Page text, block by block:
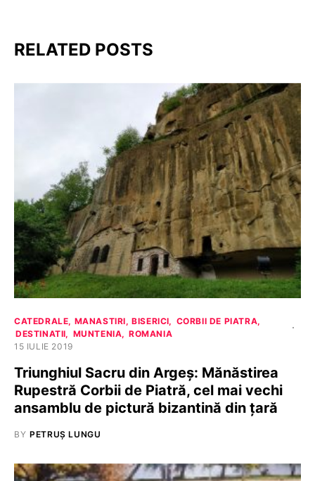
RELATED POSTS
CATEDRALE, MANASTIRI, BISERICI
CORBII DE PIATRA
DESTINATII
MUNTENIA
ROMANIA
15 IULIE 2019
Triunghiul Sacru din Argeș: Mănăstirea
Rupestră Corbii de Piatră, cel mai vechi
ansamblu de pictură bizantină din țară
BY PETRUȘ LUNGU